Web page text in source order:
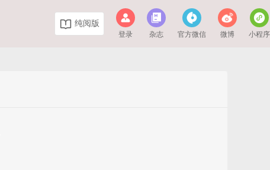
纯阅版
登录 杂志 官方微信 微博 小程序